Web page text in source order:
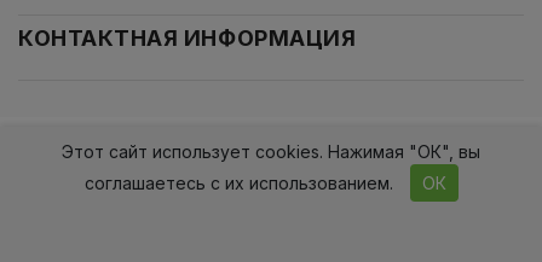
КОНТАКТНАЯ ИНФОРМАЦИЯ
2017-2026гг. Проект 2015
Этот сайт использует cookies. Нажимая "ОК", вы
соглашаетесь с их использованием.
ОК